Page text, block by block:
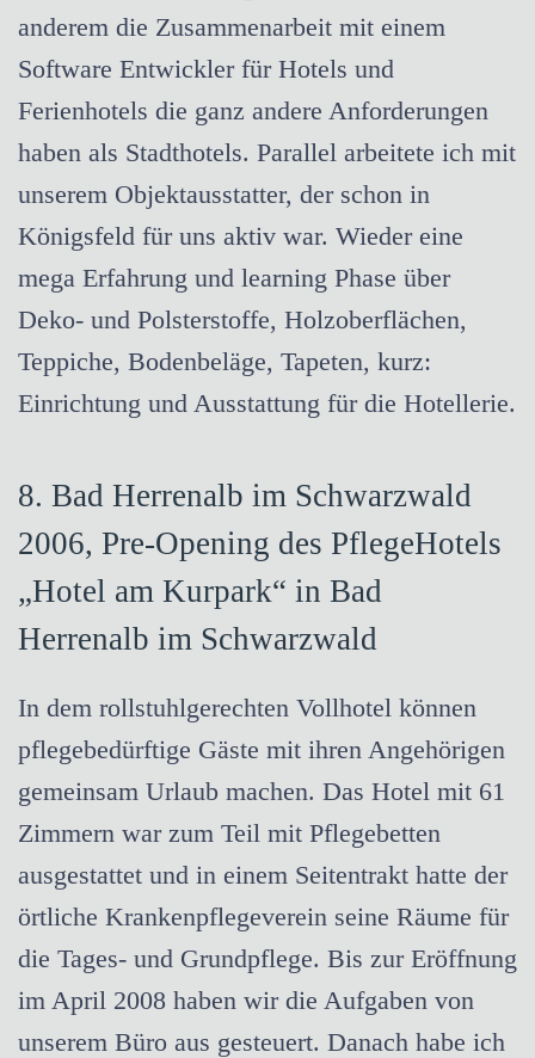
anderem die Zusammenarbeit mit einem
Software Entwickler für Hotels und
Ferienhotels die ganz andere Anforderungen
haben als Stadthotels. Parallel arbeitete ich mit
unserem Objektausstatter, der schon in
Königsfeld für uns aktiv war. Wieder eine
mega Erfahrung und learning Phase über
Deko- und Polsterstoffe, Holzoberflächen,
Teppiche, Bodenbeläge, Tapeten, kurz:
Einrichtung und Ausstattung für die Hotellerie.
8. Bad Herrenalb im Schwarzwald
2006, Pre-Opening des PflegeHotels
„Hotel am Kurpark“ in Bad
Herrenalb im Schwarzwald
In dem rollstuhlgerechten Vollhotel können
pflegebedürftige Gäste mit ihren Angehörigen
gemeinsam Urlaub machen. Das Hotel mit 61
Zimmern war zum Teil mit Pflegebetten
ausgestattet und in einem Seitentrakt hatte der
örtliche Krankenpflegeverein seine Räume für
die Tages- und Grundpflege. Bis zur Eröffnung
im April 2008 haben wir die Aufgaben von
unserem Büro aus gesteuert. Danach habe ich